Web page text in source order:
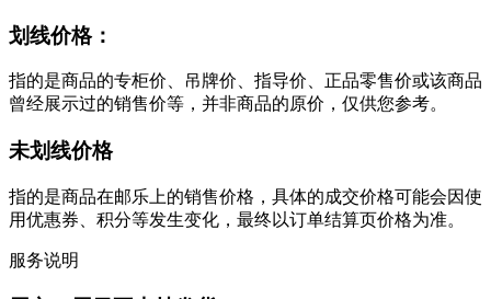
划线价格：
指的是商品的专柜价、吊牌价、指导价、正品零售价或该商品
曾经展示过的销售价等，并非商品的原价，仅供您参考。
未划线价格
指的是商品在邮乐上的销售价格，具体的成交价格可能会因使
用优惠券、积分等发生变化，最终以订单结算页价格为准。
服务说明